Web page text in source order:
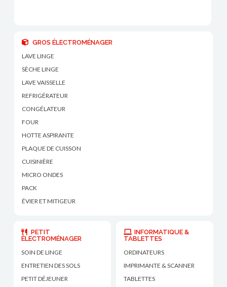
GROS ÉLECTROMÉNAGER
LAVE LINGE
SÈCHE LINGE
LAVE VAISSELLE
REFRIGÉRATEUR
CONGÉLATEUR
FOUR
HOTTE ASPIRANTE
PLAQUE DE CUISSON
CUISINIÈRE
MICRO ONDES
PACK
ÉVIER ET MITIGEUR
PETIT
ÉLECTROMÉNAGER
SOIN DE LINGE
ENTRETIEN DES SOLS
PETIT DÉJEUNER
INFORMATIQUE &
TABLETTES
ORDINATEURS
IMPRIMANTE & SCANNER
TABLETTES